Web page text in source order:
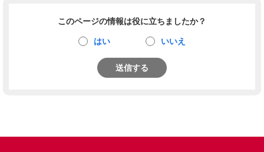
このページの情報は役に立ちましたか？
はい いいえ
送信する